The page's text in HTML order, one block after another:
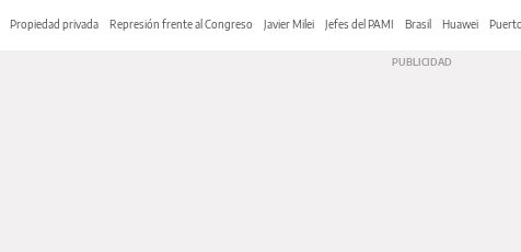
Propiedad privada Represión frente al Congreso Javier Milei Jefes del PAMI Brasil Huawei